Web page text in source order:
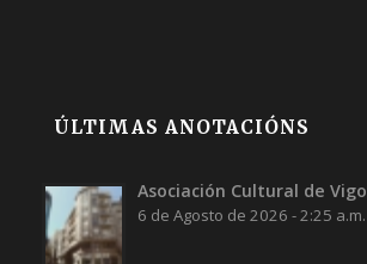
ÚLTIMAS ANOTACIÓNS
Asociación Cultural de Vigo
6 de Agosto de 2026 - 2:25 a.m.